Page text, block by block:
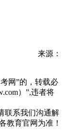
来源：
网”的，转载必
）”,违者将
联系我们沟通解
教育官网为准！